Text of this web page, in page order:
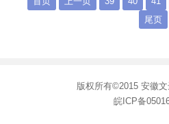
尾页
版权所有©2015 安徽
皖ICP备